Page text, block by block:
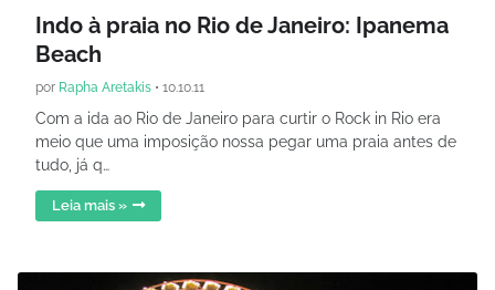
Indo à praia no Rio de Janeiro: Ipanema
Beach
por Rapha Aretakis • 10.10.11
Com a ida ao Rio de Janeiro para curtir o Rock in Rio era
meio que uma imposição nossa pegar uma praia antes de
tudo, já q…
Leia mais »